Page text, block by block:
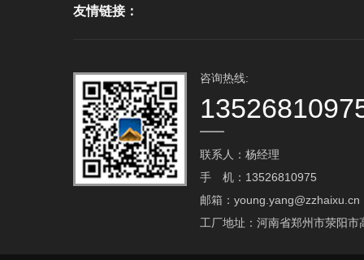
友情链接：
咨询热线:
联系人：杨经理
手 机：13526810975
邮箱：young.yang@zzhaixu.cn
工厂地址：河南省郑州市荥阳市